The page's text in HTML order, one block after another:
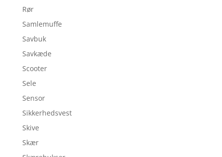
Rør
Samlemuffe
Savbuk
Savkæde
Scooter
Sele
Sensor
Sikkerhedsvest
Skive
Skær